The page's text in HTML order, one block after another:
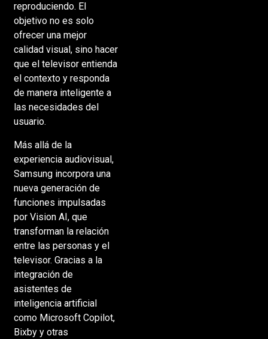
reproduciendo. El
objetivo no es solo
ofrecer una mejor
calidad visual, sino hacer
que el televisor entienda
el contexto y responda
de manera inteligente a
las necesidades del
usuario.
Más allá de la
experiencia audiovisual,
Samsung incorpora una
nueva generación de
funciones impulsadas
por Vision AI, que
transforman la relación
entre las personas y el
televisor. Gracias a la
integración de
asistentes de
inteligencia artificial
como Microsoft Copilot,
Bixby y otras